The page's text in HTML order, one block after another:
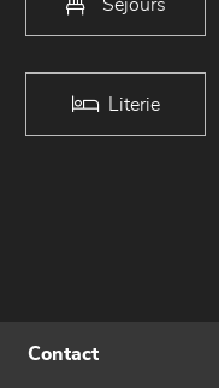
Literie
Contact